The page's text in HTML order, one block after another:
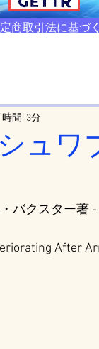
商取引法に基づ
ュワ
間: 3分
・バクスター
After